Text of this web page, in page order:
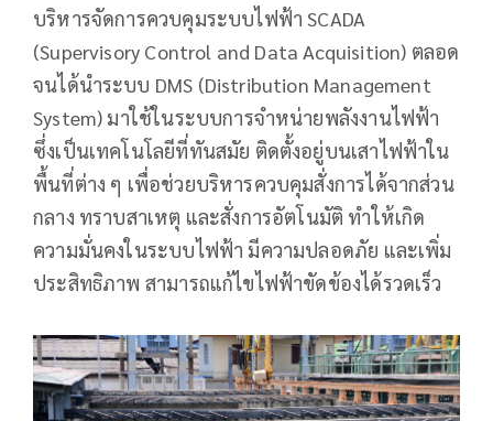
บริหารจัดการควบคุมระบบไฟฟ้า SCADA
(Supervisory Control and Data Acquisition) ตลอด
จนได้นำระบบ DMS (Distribution Management
System) มาใช้ในระบบการจำหน่ายพลังงานไฟฟ้า
ซึ่งเป็นเทคโนโลยีที่ทันสมัย ติดตั้งอยู่บนเสาไฟฟ้าใน
พื้นที่ต่าง ๆ เพื่อช่วยบริหารควบคุมสั่งการได้จากส่วน
กลาง ทราบสาเหตุ และสั่งการอัตโนมัติ ทำให้เกิด
ความมั่นคงในระบบไฟฟ้า มีความปลอดภัย และเพิ่ม
ประสิทธิภาพ สามารถแก้ไขไฟฟ้าขัดข้องได้รวดเร็ว